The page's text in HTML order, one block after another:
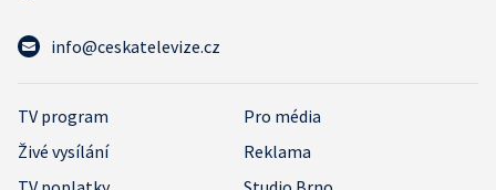
info@ceskatelevize.cz
TV program
Pro média
Živé vysílání
Reklama